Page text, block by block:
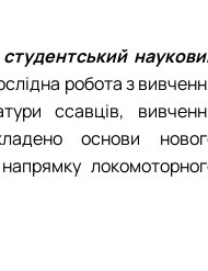
робота з
ссавців,
основи